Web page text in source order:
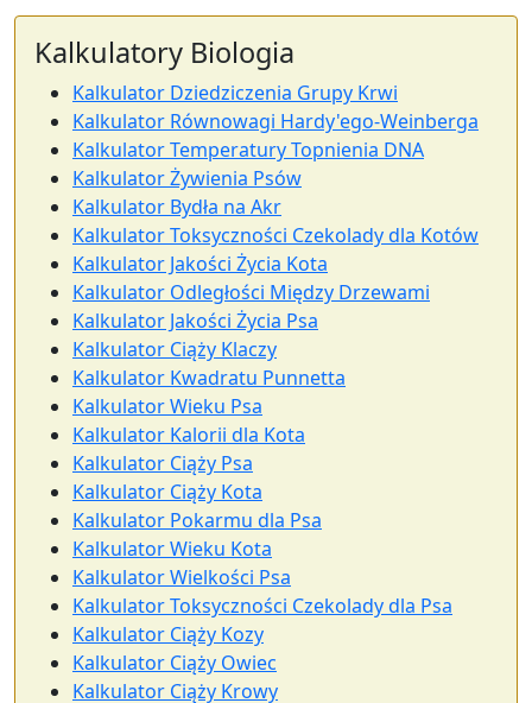
Kalkulatory Biologia
Kalkulator Dziedziczenia Grupy Krwi
Kalkulator Równowagi Hardy'ego-Weinberga
Kalkulator Temperatury Topnienia DNA
Kalkulator Żywienia Psów
Kalkulator Bydła na Akr
Kalkulator Toksyczności Czekolady dla Kotów
Kalkulator Jakości Życia Kota
Kalkulator Odległości Między Drzewami
Kalkulator Jakości Życia Psa
Kalkulator Ciąży Klaczy
Kalkulator Kwadratu Punnetta
Kalkulator Wieku Psa
Kalkulator Kalorii dla Kota
Kalkulator Ciąży Psa
Kalkulator Ciąży Kota
Kalkulator Pokarmu dla Psa
Kalkulator Wieku Kota
Kalkulator Wielkości Psa
Kalkulator Toksyczności Czekolady dla Psa
Kalkulator Ciąży Kozy
Kalkulator Ciąży Owiec
Kalkulator Ciąży Krowy